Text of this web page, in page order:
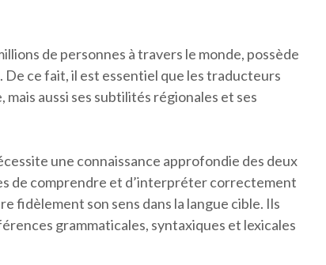
de personnes à travers le monde, possède
ce fait, il est essentiel que les traducteurs
aussi ses subtilités régionales et ses
une connaissance approfondie des deux
de comprendre et d’interpréter correctement
fidèlement son sens dans la langue cible. Ils
grammaticales, syntaxiques et lexicales